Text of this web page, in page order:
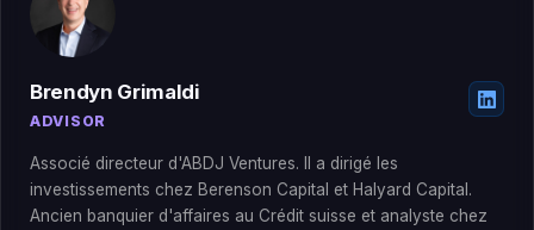
Brendyn Grimaldi
ADVISOR
Associé directeur d'ABDJ Ventures. Il a dirigé les
investissements chez Berenson Capital et Halyard Capital.
Ancien banquier d'affaires au Crédit suisse et analyste chez